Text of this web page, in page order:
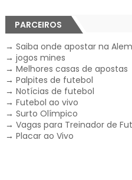
PARCEIROS
→ Saiba onde apostar na
→ jogos mines
→ Melhores casas de apostas
→ Palpites de futebol
→ Notícias de futebol
→ Futebol ao vivo
→ Surto Olímpico
→ Vagas para Treinador de
→ Placar ao Vivo